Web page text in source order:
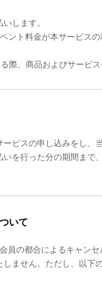
します。
ト料金が本サービスの
、商品およびサービス
ビスの申し込みをし、
を行った分の期間まで
いて
の都合によるキャンセ
ません。ただし、以下